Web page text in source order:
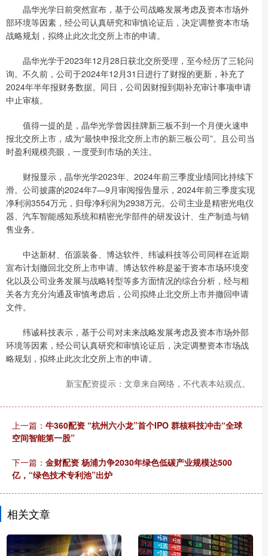
晶华光学日前突然宣布，基于公司战略发展考虑及资本市场外
部环境等因素，经公司认真研究和审慎论证后，决定调整资本市场
战略规划，拟终止此次北交所上市的申请。
晶华光学于2023年12月28日获北交所受理，至今经历了三轮问
询。不久前，公司于2024年12月31日进行了财报的更新，补充了
2024年半年报财务数据。同日，公司因财报到期补充审计事项申请
中止审核。
值得一提的是，晶华光学曾因挂牌新三板不到一个月便火速申
报北交所上市，成为“最快申报北交所上市的新三板公司”。且公司当
时盈利规模亮眼，一度受到市场的关注。
财报显示，晶华光学2023年、2024年前三季度业绩同比持续下
滑。公司披露的2024年7—9月审阅报告显示，2024年前三季度实现
净利润3554万元，归母净利润为2938万元。公司主业是精密光电仪
器、汽车智能感知系统和精密光学部件的研发设计、生产制造与销
售业务。
中达新材、佰源装备、博达软件、纬诚科技等公司同样在近期
宣布计划撤回北交所上市申请。博达软件称是鉴于资本市场环境变
化以及公司业务发展与战略转型等多方面情况的综合分析，经与相
关各方充分沟通及审慎考虑后，公司拟终止北交所上市并撤回申请
文件。
纬诚科技表示，基于公司对未来战略发展考虑及资本市场外部
环境等因素，经公司认真研究和审慎论证后，决定调整资本市场战
略规划，拟终止此次北交所上市的申请。
新宝配资提示：文章来自网络，不代表本站观点。
上一篇： 牛360配资 “杭州六小龙”首个IPO 群核科技冲击“全球
空间智能第一股”
下一篇： 金财配资 杨浦力争2030年绿色低碳产业规模达500
亿，“绿色技术专利池”出炉
相关文章